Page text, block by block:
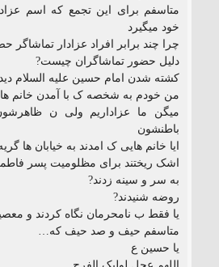
متاسفم برای این تجمع که اسم
خود میگیرد
چرا چند برابر افراد عزادار تماشاگر
دلیل حضور تماشاگران چیست?
کشته شدن امام حسین علیه السلام
من خودم به شخصه ک با آمدن خانم
میگن ما عزاداریم ولی ن
باطنشون
ایا خانم هایی ک امدند به خیابان ها
اشک ریختند برای مظلومیت پسر
به سر و سینه زدند?
روضه شنیدند?
یا فقط ب نامحرمان نگاه کردند و
متاسفم حیف و صد حیف که…
یا حسین ع